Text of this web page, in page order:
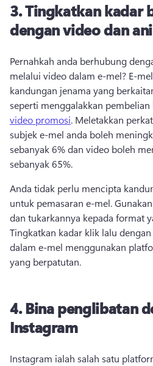
3. Tingkatkan kadar
dengan video dan
Pernahkah anda berhubung
melalui video dalam e-mel? E-
kandungan jenama yang
seperti menggalakkan
video promosi. Meletakkan
subjek e-mel anda boleh
sebanyak 6% dan video boleh
sebanyak 65%.
Anda tidak perlu mencipta
untuk pemasaran e-mel.
dan tukarkannya kepada format
Tingkatkan kadar klik lalu
dalam e-mel menggunakan
yang berpatutan.
4. Bina penglibatan
Instagram
Instagram ialah salah satu